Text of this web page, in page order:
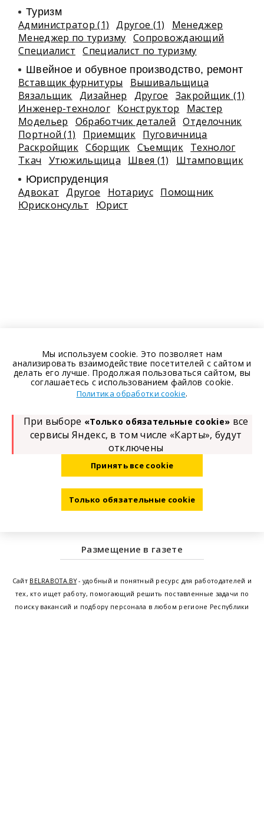
Туризм
Администратор (1) Другое (1)
Менеджер
Менеджер по туризму Сопровождающий
Специалист
Специалист по туризму
Швейное и обувное производство, ремонт
Вставщик фурнитуры
Вышивальщица
Вязальщик Дизайнер Другое
Закройщик (1)
Инженер-технолог Конструктор
Мастер
Модельер
Обработчик деталей
Отделочник
Портной (1)
Приемщик Пуговичница
Раскройщик Сборщик Съемщик Технолог
Ткач
Утюжильщица Швея (1) Штамповщик
Юриспруденция
Адвокат Другое Нотариус Помощник
Юрисконсульт
Юрист
Размещение в газете
Сайт BELRABOTA.BY- удобный и понятный ресурс для работодателей и
тех, кто ищет работу, помогающий решить поставленные задачи по
поиску вакансий и подбору персонала в любом регионе Республики
Мы используем cookie. Это позволяет нам
анализировать взаимодействие посетителей с сайтом и
делать его лучше. Продолжая пользоваться сайтом, вы
соглашаетесь с использованием файлов cookie.
Политика обработки cookie.
При выборе «Только обязательные cookie» все
сервисы Яндекс, в том числе «Карты», будут
отключены
Принять все cookie
Только обязательные cookie